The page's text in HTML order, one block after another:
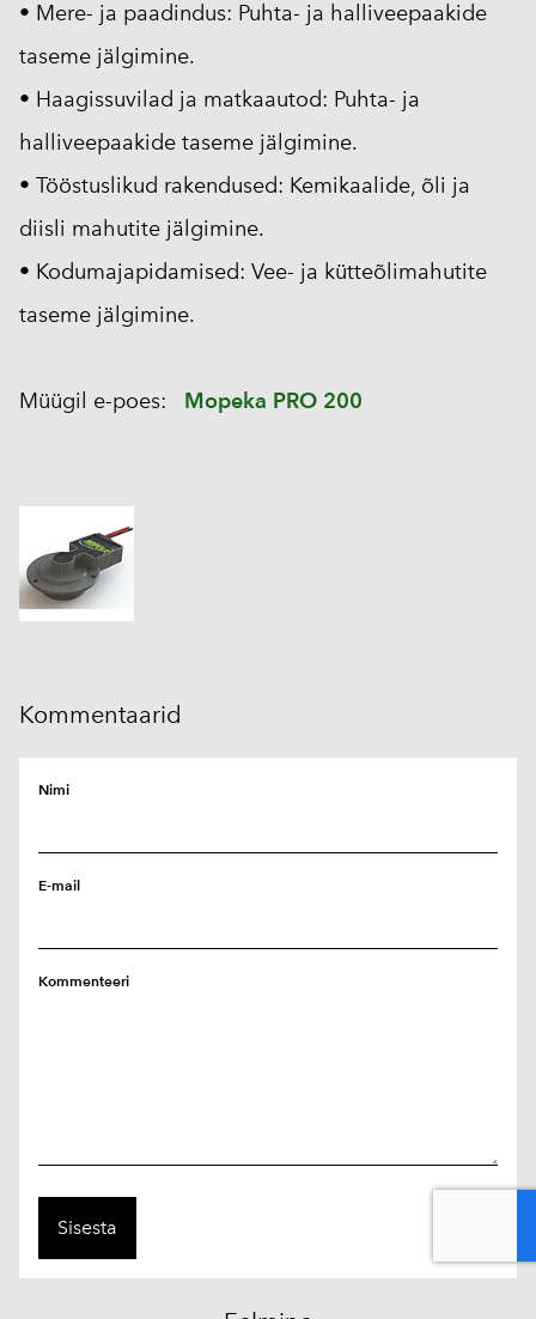
• Mere- ja paadindus: Puhta- ja halliveepaakide
taseme jälgimine.
• Haagissuvilad ja matkaautod: Puhta- ja
halliveepaakide taseme jälgimine.
• Tööstuslikud rakendused: Kemikaalide, õli ja
diisli mahutite jälgimine.
• Kodumajapidamised: Vee- ja kütteõlimahutite
taseme jälgimine.
Müügil e-poes: Mopeka PRO 200
Kommentaarid
Nimi
E-mail
Kommenteeri